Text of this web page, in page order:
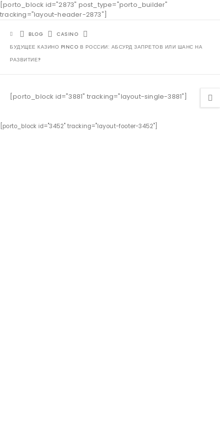
[porto_block id="2873" post_type="porto_builder"
tracking="layout-header-2873"]
BLOG
CASINO
БУДУЩЕЕ КАЗИНО PINCO В РОССИИ: АБСУРД ЗАПРЕТОВ ИЛИ ШАНС НА
РАЗВИТИЕ?
[porto_block id="3881" tracking="layout-single-3881"]
[porto_block id="3452" tracking="layout-footer-3452"]